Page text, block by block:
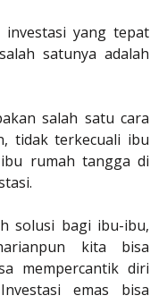
yang tepat
satunya adalah
salah satu cara
tidak terkecuali ibu
rumah tangga di
solusi bagi ibu-ibu,
kita bisa
mempercantik diri
emas bisa